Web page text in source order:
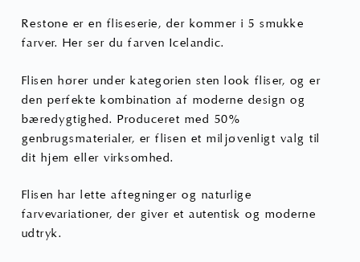
Restone er en fliseserie, der kommer i 5 smukke
farver. Her ser du farven Icelandic.
Flisen hører under kategorien sten look fliser, og er
den perfekte kombination af moderne design og
bæredygtighed. Produceret med 50%
genbrugsmaterialer, er flisen et miljøvenligt valg til
dit hjem eller virksomhed.
Flisen har lette aftegninger og naturlige
farvevariationer, der giver et autentisk og moderne
udtryk.